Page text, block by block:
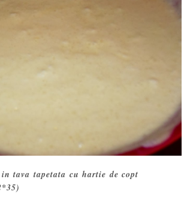
tava tapetata cu hartie de copt